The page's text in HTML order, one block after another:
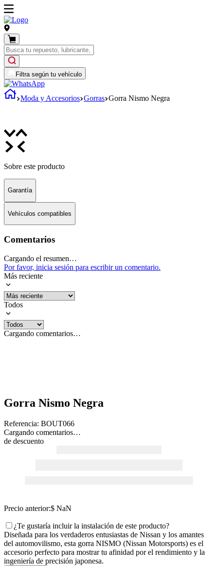
Filtra según tu vehículo
Moda y Accesorios Gorras Gorra Nismo Negra
Sobre este producto
Garantía
Vehículos compatibles
Comentarios
Cargando el resumen…
Por favor, inicia sesión para escribir un comentario.
Más reciente
Todos
Cargando comentarios…
Gorra Nismo Negra
Referencia: BOUT066
Cargando comentarios…
de descuento
Precio anterior:$ NaN
¿Te gustaría incluir la instalación de este producto?
Diseñada para los verdaderos entusiastas de Nissan y los amantes
del automovilismo, esta gorra NISMO (Nissan Motorsports) es el
accesorio perfecto para mostrar tu afinidad por el rendimiento y la
ingeniería de precisión japonesa.